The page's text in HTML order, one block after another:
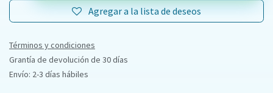
Agregar a la lista de deseos
Términos y condiciones
Grantía de devolución de 30 días
Envío: 2-3 días hábiles